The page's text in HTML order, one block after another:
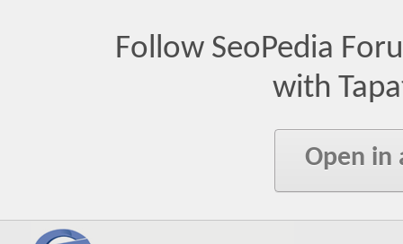
Follow SeoPedia
with
Open in